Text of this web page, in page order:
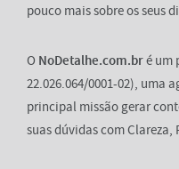
pouco mais sobre os seus
O NoDetalhe.com.bré um
22.026.064/0001-02), uma
principal missão gerar
suas dúvidas com Clareza,